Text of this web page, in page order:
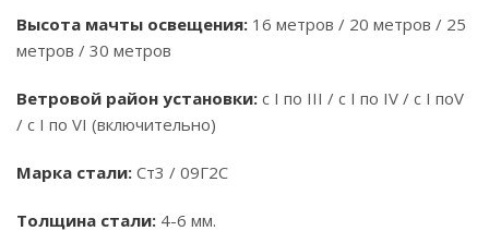
Высота мачты освещения: 16 метров / 20 метров / 25
метров / 30 метров
Ветровой район установки: с I по III / с I по IV / с I поV
/ с I по VI (включительно)
Марка стали: Ст3 / 09Г2С
Толщина стали: 4-6 мм.